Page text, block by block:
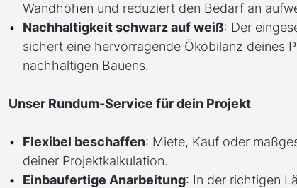
Wandhöhen und reduziert den Bedarf an
Nachhaltigkeit schwarz auf weiß: Der
sichert eine hervorragende Ökobilanz deines
nachhaltigen Bauens.
Unser Rundum-Service für dein Projekt
Flexibel beschaffen: Miete, Kauf oder
deiner Projektkalkulation.
Einbaufertige Anarbeitung: In der richtigen